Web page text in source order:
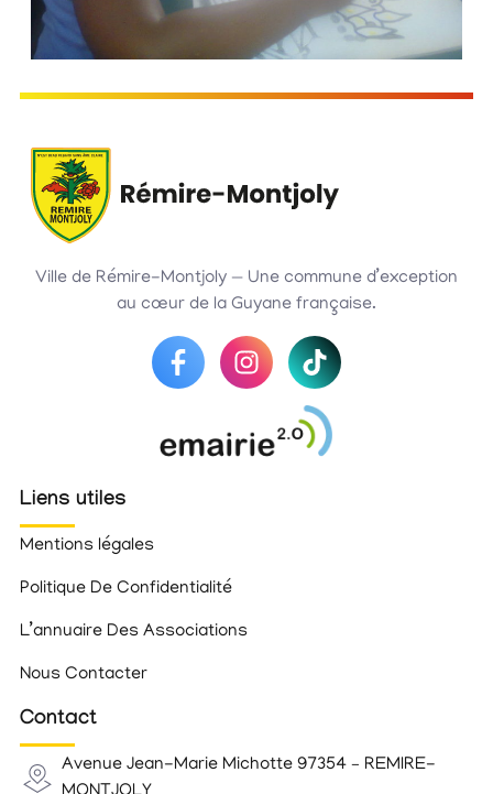
Ville de Rémire-Montjoly — Une commune d’exception
au cœur de la Guyane française.
Liens utiles
Mentions légales
Politique De Confidentialité
L’annuaire Des Associations
Nous Contacter
Contact
Avenue Jean-Marie Michotte 97354 – REMIRE-